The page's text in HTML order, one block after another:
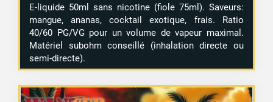
E-liquide 50ml sans nicotine (fiole 75ml). Saveurs:
mangue, ananas, cocktail exotique, frais. Ratio
40/60 PG/VG pour un volume de vapeur maximal.
Matériel subohm conseillé (inhalation directe ou
semi-directe).